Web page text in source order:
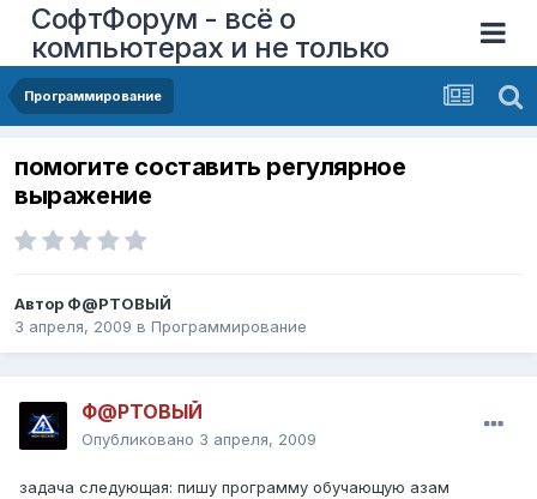
СофтФорум - всё о
компьютерах и не только
Программирование
помогите составить регулярное
выражение
Автор Ф@РТОВЫЙ
3 апреля, 2009 в Программирование
Ф@РТОВЫЙ
Опубликовано 3 апреля, 2009
задача следующая: пишу программу обучающую азам